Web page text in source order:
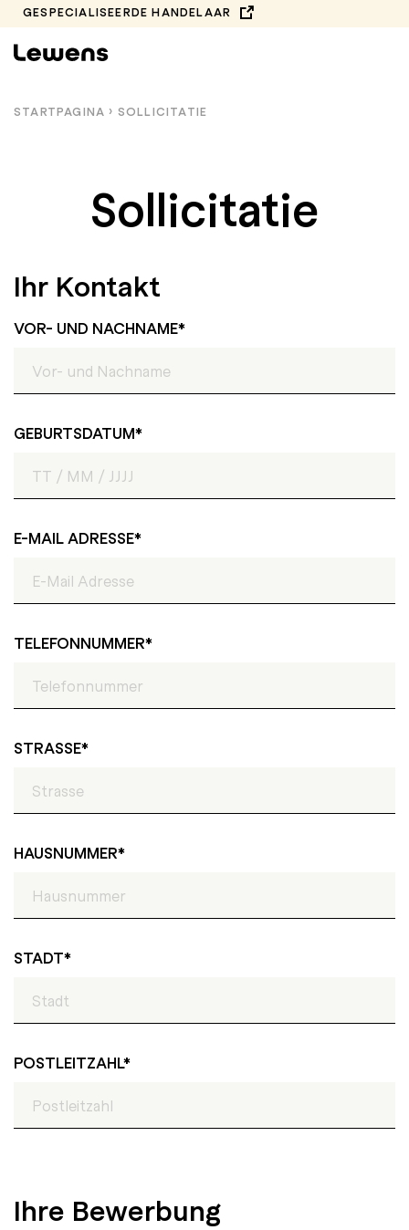
Spring
naar
de
GESPECIALISEERDE HANDELAAR
STARTPAGINA › SOLLICITATIE
Sollicitatie
Ihr Kontakt
VOR- UND NACHNAME
GEBURTSDATUM
E-MAIL ADRESSE
TELEFONNUMMER
STRASSE
HAUSNUMMER
STADT
POSTLEITZAHL
Ihre Bewerbung